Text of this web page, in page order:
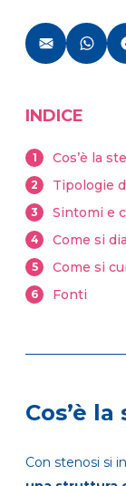
INDICE
1 Cos’è la
2 Tipologie
3 Sintomi e
4 Come si
5 Come si
6 Fonti
Cos’è
Con stenosi si